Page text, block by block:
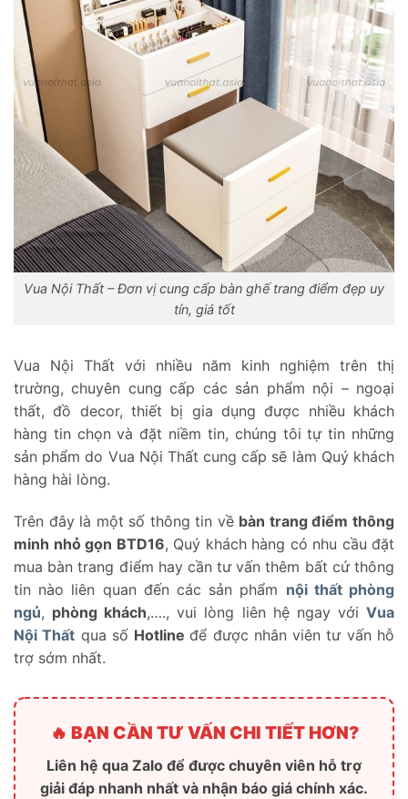
Vua Nội Thất – Đơn vị cung cấp bàn ghế trang điểm đẹp uy
tín, giá tốt
Vua Nội Thất với nhiều năm kinh nghiệm trên thị
trường, chuyên cung cấp các sản phẩm nội – ngoại
thất, đồ decor, thiết bị gia dụng được nhiều khách
hàng tin chọn và đặt niềm tin, chúng tôi tự tin những
sản phẩm do Vua Nội Thất cung cấp sẽ làm Quý khách
hàng hài lòng.
Trên đây là một số thông tin về bàn trang điểm thông
minh nhỏ gọn BTD16, Quý khách hàng có nhu cầu đặt
mua bàn trang điểm hay cần tư vấn thêm bất cứ thông
tin nào liên quan đến các sản phẩm nội thất phòng
ngủ, phòng khách,…., vui lòng liên hệ ngay vớiVua
Nội Thất qua số Hotlineđể được nhân viên tư vấn hỗ
trợ sớm nhất.
🔥 BẠN CẦN TƯ VẤN CHI TIẾT HƠN?
Liên hệ qua Zalo để được chuyên viên hỗ trợ
giải đáp nhanh nhất và nhận báo giá chính xác.